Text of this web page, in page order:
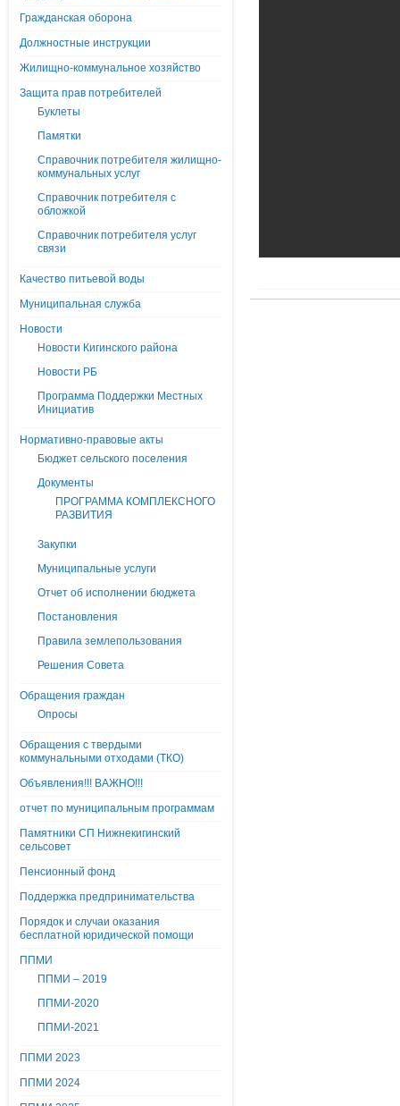
Гражданская оборона
Должностные инструкции
Жилищно-коммунальное хозяйство
Защита прав потребителей
Буклеты
Памятки
Справочник потребителя жилищно-
коммунальных услуг
Справочник потребителя с
обложкой
Справочник потребителя услуг
связи
Качество питьевой воды
Муниципальная служба
Новости
Новости Кигинского района
Новости РБ
Программа Поддержки Местных
Инициатив
Нормативно-правовые акты
Бюджет сельского поселения
Документы
ПРОГРАММА КОМПЛЕКСНОГО
РАЗВИТИЯ
Закупки
Муниципальные услуги
Отчет об исполнении бюджета
Постановления
Правила землепользования
Решения Совета
Обращения граждан
Опросы
Обращения с твердыми
коммунальными отходами (ТКО)
Объявления!!! ВАЖНО!!!
отчет по муниципальным программам
Памятники СП Нижнекигинский
сельсовет
Пенсионный фонд
Поддержка предпринимательства
Порядок и случаи оказания
бесплатной юридической помощи
ППМИ
ППМИ – 2019
ППМИ-2020
ППМИ-2021
ППМИ 2023
ППМИ 2024